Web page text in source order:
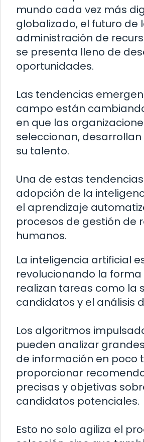
mundo cada vez más
globalizado, el futuro de
administración de
se presenta lleno de
oportunidades.
Las tendencias
campo están
en que las
seleccionan,
su talento.
Una de estas
adopción de la
el aprendizaje
procesos de gestión de
humanos.
La inteligencia artificial
revolucionando la forma
realizan tareas como la
candidatos y el análisis
Los algoritmos
pueden analizar
de información en poco
proporcionar
precisas y objetivas
candidatos potenciales.
Esto no solo agiliza el